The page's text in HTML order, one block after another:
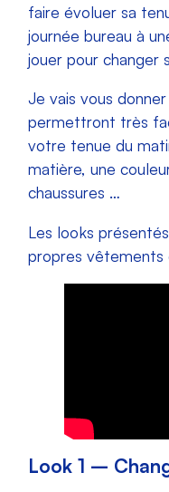
faire évoluer sa
journée bureau à
jouer pour changer
Je vais vous
permettront très
votre tenue du
matière, une
chaussures …
Les looks
propres vêtements
Look 1 –